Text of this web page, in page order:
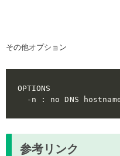
その他オプション
OPTIONS
参考リンク